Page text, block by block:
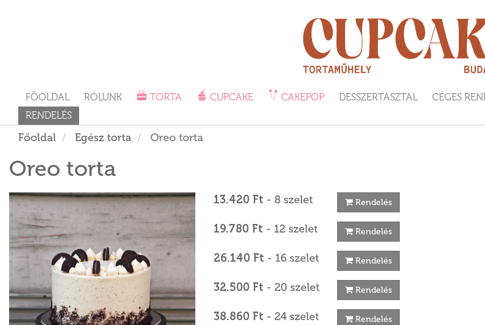
FŐOLDAL RÓLUNK TORTA CUPCAKE CAKEPOP DESSZERTASZTAL CÉGES
RENDELÉS
Főoldal Egész torta Oreo torta
Oreo torta
13.420 Ft - 8 szelet Rendelés
19.780 Ft - 12 szelet Rendelés
26.140 Ft - 16 szelet Rendelés
32.500 Ft - 20 szelet Rendelés
38.860 Ft - 24 szelet Rendelés